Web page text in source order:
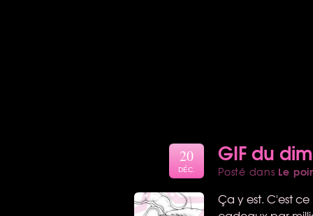
GIF du
Posté dans Le
20
DÉC.
Ça y est. C'est